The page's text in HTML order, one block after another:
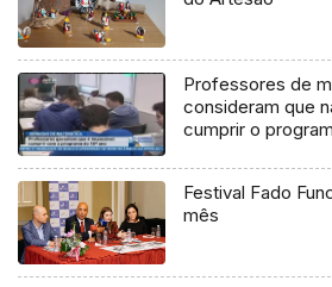
Professores de
consideram que
cumprir o
Festival Fado
mês